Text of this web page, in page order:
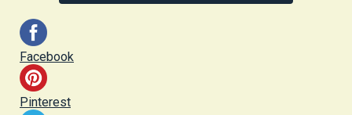
Facebook
Pinterest